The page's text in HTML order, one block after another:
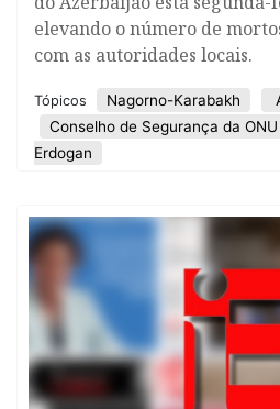
elevando o número de
com as autoridades locais.
Tópicos Nagorno-Karabakh
Conselho de Segurança da ONU
Erdogan